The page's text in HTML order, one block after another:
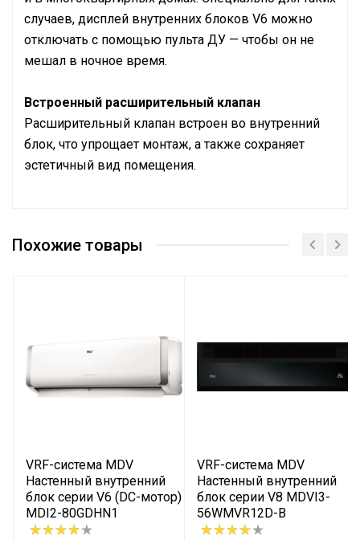
случаев, дисплей внутренних блоков V6 можно
отключать с помощью пульта ДУ — чтобы он не
мешал в ночное время.
Встроенный расширительный клапан
Расширительный клапан встроен во внутренний
блок, что упрощает монтаж, а также сохраняет
эстетичный вид помещения.
Поколение
Теплопроизводительность,
10,00
Электропитание, В/Гц/Ф
220-240/50/1
Расход воздуха, м³/ч
1427/1403/1303/1232/
Уровень шума, дБ(A)
52/51/50/49/47/45/43
Тип хладагента
R410A
Похожие товары
VRF-система MDV
Настенный внутренний
блок серии V6 (DC-мотор)
MDI2-80GDHN1
VRF-система MDV
Настенный внутренний
блок серии V8 MDVI3-
56WMVR12D-B